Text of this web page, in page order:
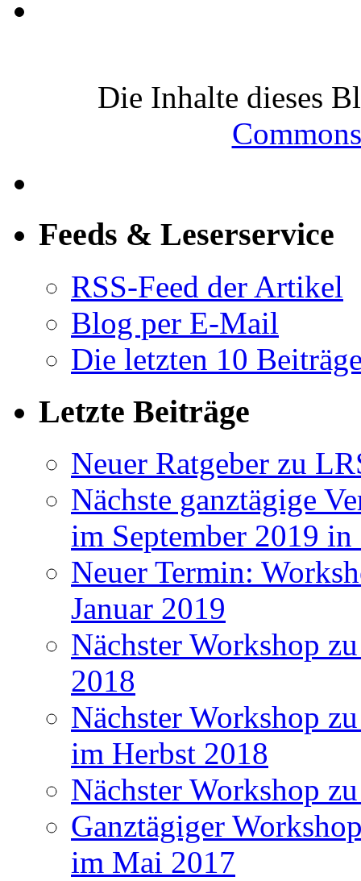
Die Inhalte dieses
Feeds & Leserservice
RSS-Feed der Artikel
Blog per E-Mail
Die letzten 10
Letzte Beiträge
Neuer Ratgeber zu
Nächste ganztägige
im September 2019
Neuer Termin:
Januar 2019
Nächster Workshop
2018
Nächster Workshop
im Herbst 2018
Nächster Workshop
Ganztägiger
im Mai 2017